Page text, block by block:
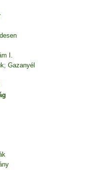
I.
Gazanyél